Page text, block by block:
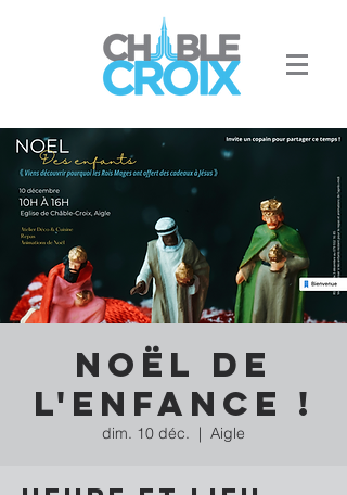
Noël de
l'enfance !
dim. 10 déc.
  |
Aigle